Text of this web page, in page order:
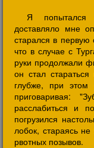
Я попытался
доставляло мне
старался в первую
что в случае с
руки продолжали
он стал
глубже, при
приговаривая:
расслабиться и
погрузился
лобок, стараясь не
рвотных позывов.